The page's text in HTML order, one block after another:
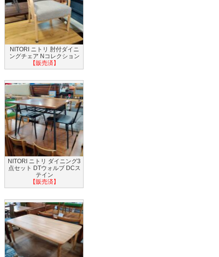
NITORI ニトリ 肘付ダイニ
ングチェア Nコレクション
【販売済】
NITORI ニトリ ダイニング3
点セット DTウォルブ DCス
テイン
【販売済】